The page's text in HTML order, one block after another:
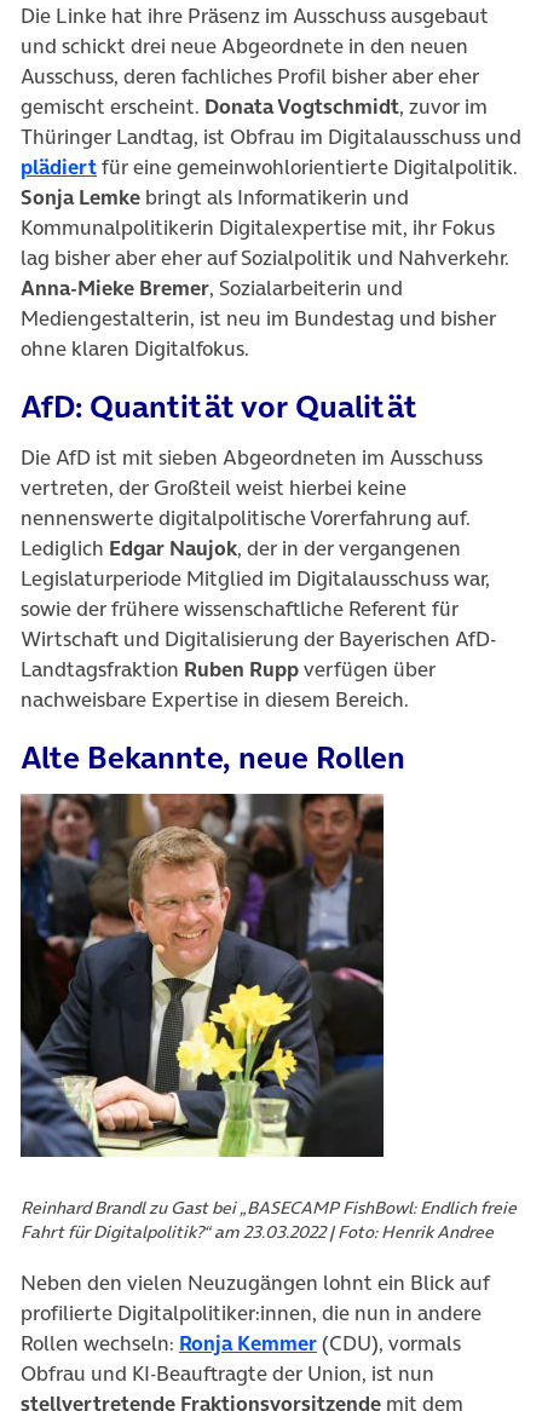
Die Linke hat ihre Präsenz im Ausschuss ausgebaut
und schickt drei neue Abgeordnete in den neuen
Ausschuss, deren fachliches Profil bisher aber eher
gemischt erscheint. Donata Vogtschmidt, zuvor im
Thüringer Landtag, ist Obfrau im Digitalausschuss und
plädiert(öffnet in neuem Tab)
für eine gemeinwohlorientierte Digitalpolitik.
Sonja Lemke bringt als Informatikerin und
Kommunalpolitikerin Digitalexpertise mit, ihr Fokus
lag bisher aber eher auf Sozialpolitik und Nahverkehr.
Anna-Mieke Bremer, Sozialarbeiterin und
Mediengestalterin, ist neu im Bundestag und bisher
ohne klaren Digitalfokus.
AfD: Quantität vor Qualität
Die AfD ist mit sieben Abgeordneten im Ausschuss
vertreten, der Großteil weist hierbei keine
nennenswerte digitalpolitische Vorerfahrung auf.
Lediglich Edgar Naujok, der in der vergangenen
Legislaturperiode Mitglied im Digitalausschuss war,
sowie der frühere wissenschaftliche Referent für
Wirtschaft und Digitalisierung der Bayerischen AfD-
Landtagsfraktion Ruben Ruppverfügen über
nachweisbare Expertise in diesem Bereich.
Alte Bekannte, neue Rollen
Reinhard Brandl zu Gast bei „BASECAMP FishBowl: Endlich freie
Fahrt für Digitalpolitik?“ am 23.03.2022 | Foto: Henrik Andree
Neben den vielen Neuzugängen lohnt ein Blick auf
profilierte Digitalpolitiker:innen, die nun in andere
Rollen wechseln: Ronja Kemmer(CDU), vormals
Obfrau und KI-Beauftragte der Union, ist nun
stellvertretende Fraktionsvorsitzende mit dem